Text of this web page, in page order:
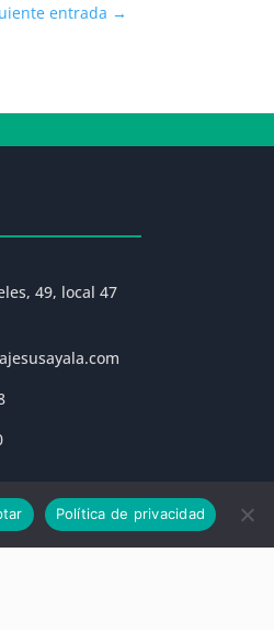
entrada →
49, local 47
Política de privacidad